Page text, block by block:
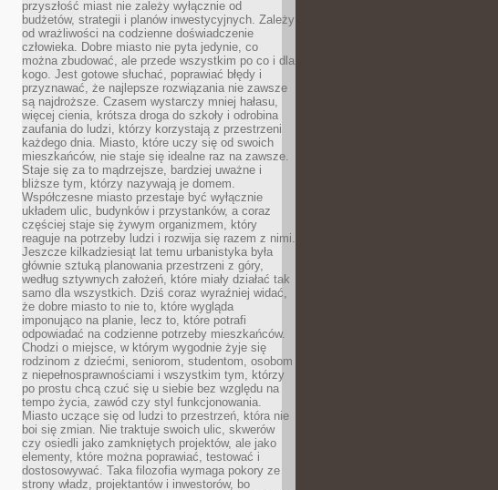
przyszłość miast nie zależy wyłącznie od
budżetów, strategii i planów inwestycyjnych. Zależy
od wrażliwości na codzienne doświadczenie
człowieka. Dobre miasto nie pyta jedynie, co
można zbudować, ale przede wszystkim po co i dla
kogo. Jest gotowe słuchać, poprawiać błędy i
przyznawać, że najlepsze rozwiązania nie zawsze
są najdroższe. Czasem wystarczy mniej hałasu,
więcej cienia, krótsza droga do szkoły i odrobina
zaufania do ludzi, którzy korzystają z przestrzeni
każdego dnia. Miasto, które uczy się od swoich
mieszkańców, nie staje się idealne raz na zawsze.
Staje się za to mądrzejsze, bardziej uważne i
bliższe tym, którzy nazywają je domem.
Współczesne miasto przestaje być wyłącznie
układem ulic, budynków i przystanków, a coraz
częściej staje się żywym organizmem, który
reaguje na potrzeby ludzi i rozwija się razem z nimi.
Jeszcze kilkadziesiąt lat temu urbanistyka była
głównie sztuką planowania przestrzeni z góry,
według sztywnych założeń, które miały działać tak
samo dla wszystkich. Dziś coraz wyraźniej widać,
że dobre miasto to nie to, które wygląda
imponująco na planie, lecz to, które potrafi
odpowiadać na codzienne potrzeby mieszkańców.
Chodzi o miejsce, w którym wygodnie żyje się
rodzinom z dziećmi, seniorom, studentom, osobom
z niepełnosprawnościami i wszystkim tym, którzy
po prostu chcą czuć się u siebie bez względu na
tempo życia, zawód czy styl funkcjonowania.
Miasto uczące się od ludzi to przestrzeń, która nie
boi się zmian. Nie traktuje swoich ulic, skwerów
czy osiedli jako zamkniętych projektów, ale jako
elementy, które można poprawiać, testować i
dostosowywać. Taka filozofia wymaga pokory ze
strony władz, projektantów i inwestorów, bo